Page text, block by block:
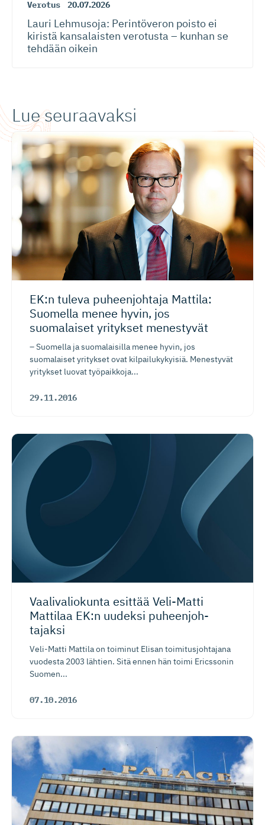
Verotus 20.07.2026
Lauri Lehmusoja: Perintöveron poisto ei
kiristä kansalaisten verotusta – kunhan se
tehdään oikein
Lue seuraavaksi
EK:n tuleva puheenjohtaja Mattila:
Suomella menee hyvin, jos
suomalaiset yritykset menestyvät
– Suomella ja suomalaisilla menee hyvin, jos
suomalaiset yritykset ovat kilpailukykyisiä. Menestyvät
yritykset luovat työpaikkoja...
29.11.2016
Vaalivaliokunta esittää Veli-Matti
Mattilaa EK:n uudeksi puheenjoh­
tajaksi
Veli-Matti Mattila on toiminut Elisan toimitusjohtajana
vuodesta 2003 lähtien. Sitä ennen hän toimi Ericssonin
Suomen...
07.10.2016